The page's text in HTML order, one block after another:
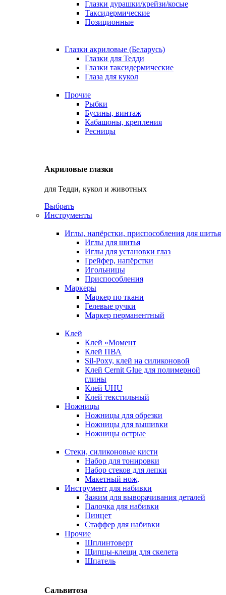
Глазки дурашки/крейзи/косые
Таксидермические
Позиционные
Глазки акриловые (Беларусь)
Глазки для Тедди
Глазки таксидермические
Глаза для кукол
Прочие
Рыбки
Бусины, винтаж
Кабашоны, крепления
Ресницы
Акриловые глазки
для Тедди, кукол и животных
Выбрать
Инструменты
Иглы, напёрстки, приспособления для шитья
Иглы для шитья
Иглы для установки глаз
Грейфер, напёрстки
Игольницы
Приспособления
Маркеры
Маркер по ткани
Гелевые ручки
Маркер перманентный
Клей
Клей «Момент
Клей ПВА
Sil-Poxy, клей на силиконовой
Клей Cernit Glue для полимерной
глины
Клей UHU
Клей текстильный
Ножницы
Ножницы для обрезки
Ножницы для вышивки
Ножницы острые
Стеки, силиконовые кисти
Набор для тонировки
Набор стеков для лепки
Макетный нож,
Инструмент для набивки
Зажим для выворачивания деталей
Палочка для набивки
Пинцет
Стаффер для набивки
Прочие
Шплинтоверт
Щипцы-клещи для скелета
Шпатель
Сальвитоза